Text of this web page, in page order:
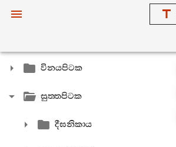
විනයපිටක
සුත‍්තපිටක
දීඝනිකාය